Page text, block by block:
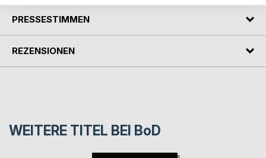
PRESSESTIMMEN
REZENSIONEN
WEITERE TITEL BEI BoD